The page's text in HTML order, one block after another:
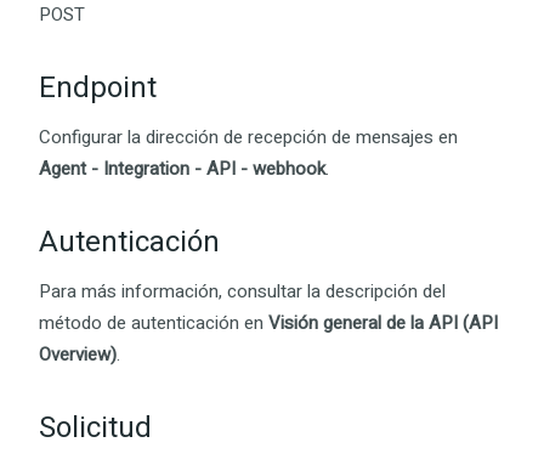
POST
Endpoint
Configurar la dirección de recepción de mensajes en
Agent - Integration - API - webhook.
Autenticación
Para más información, consultar la descripción del
método de autenticación en Visión general de la API (API
Overview).
Solicitud